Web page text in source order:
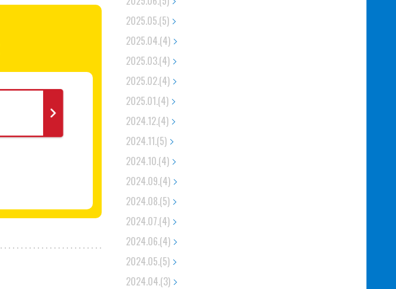
2025.05.(5)
2025.04.(4)
2025.03.(4)
2025.02.(4)
2025.01.(4)
2024.12.(4)
2024.11.(5)
2024.10.(4)
2024.09.(4)
2024.08.(5)
2024.07.(4)
2024.06.(4)
2024.05.(5)
2024.04.(3)